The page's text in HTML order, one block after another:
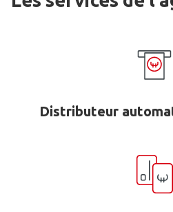
Distributeur